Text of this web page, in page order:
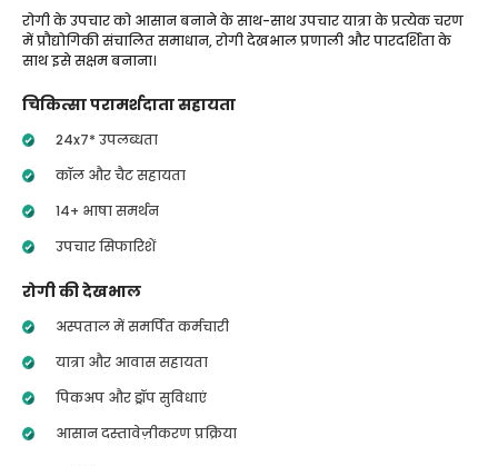
रोगी के उपचार को आसान बनाने के साथ-साथ उपचार यात्रा के प्रत्येक चरण
में प्रौद्योगिकी संचालित समाधान, रोगी देखभाल प्रणाली और पारदर्शिता के
साथ इसे सक्षम बनाना।
चिकित्सा परामर्शदाता सहायता
24x7* उपलब्धता
कॉल और चैट सहायता
14+ भाषा समर्थन
उपचार सिफारिशें
रोगी की देखभाल
अस्पताल में समर्पित कर्मचारी
यात्रा और आवास सहायता
पिकअप और ड्रॉप सुविधाएं
आसान दस्तावेज़ीकरण प्रक्रिया